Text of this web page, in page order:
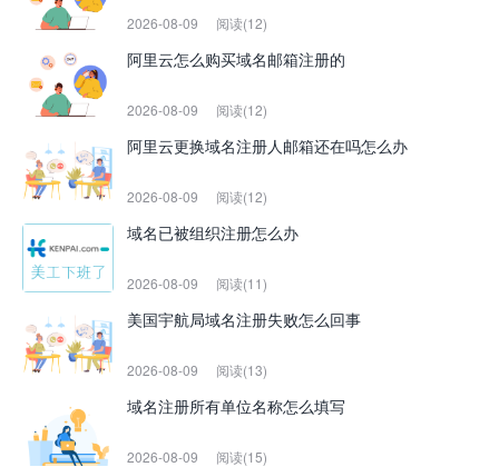
2026-08-09 阅读(12)
阿里云怎么购买域名邮箱注册的
2026-08-09 阅读(12)
阿里云更换域名注册人邮箱还在吗怎么办
2026-08-09 阅读(12)
域名已被组织注册怎么办
2026-08-09 阅读(11)
美国宇航局域名注册失败怎么回事
2026-08-09 阅读(13)
域名注册所有单位名称怎么填写
2026-08-09 阅读(15)